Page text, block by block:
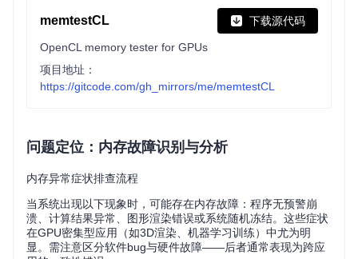
memtestCL 下载源代码
OpenCL memory tester for GPUs
项目地址：
https://gitcode.com/gh_mirrors/me/memtestCL
问题定位：内存故障识别与分析
内存异常症状排查流程
当系统出现以下现象时，可能存在内存故障：程序无预警崩
溃、计算结果异常、图形渲染错误或系统随机冻结。这些症状
在GPU密集型应用（如3D渲染、机器学习训练）中尤为明
显。需注意区分软件bug与硬件故障——后者通常表现为跨应